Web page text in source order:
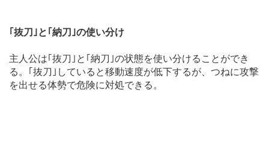
｢抜刀｣と｢納刀｣の使い分け
主人公は｢抜刀｣と｢納刀｣の状態を使い分けることができ
る。｢抜刀｣していると移動速度が低下するが、つねに攻撃
を出せる体勢で危険に対処できる。